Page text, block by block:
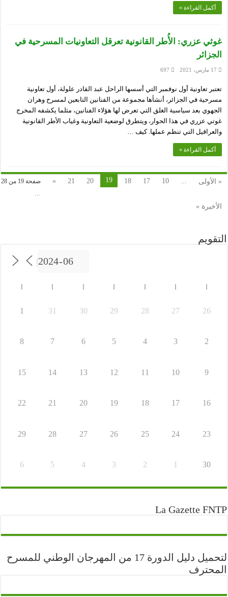
أكمل القراءة »
غوثي عزري: الأُطر القانونية تعرقل التعاونيات المسرحية في
الجزائر
17 مارس، 2021 697
تعتبر تعاونية أول نوفمبر التي أسسها الراحل عبد القادر علولة، أول تعاونية
مسرحية في الجزائر، أنشأها مجموعة من الفنانين التابعين لمسرح وهران
الجهوي بعد سياسية الغلق التي تعرض لها هؤلاء الفنانين، مثلما يكشفه المخرج
غوتي عزري في هذا الحوار، ويتطرق لوضعية التعاونية وغياب الأطر القانونية
والعراقيل التي تنظم عملها. كيف …
أكمل القراءة »
صفحة 19 من 28 « الأولى ...
10
17
18
19
20
21
»
...
الأخيرة »
التقويم
26
27
28
29
30
31
1
2
3
4
5
6
7
8
9
10
11
12
13
14
15
16
17
18
19
20
21
22
23
24
25
26
27
28
29
30
1
2
3
4
5
6
La Gazette FNTP
لتحميل دليل الدورة 17 من المهرجان الوطني للمسرح
المحترف